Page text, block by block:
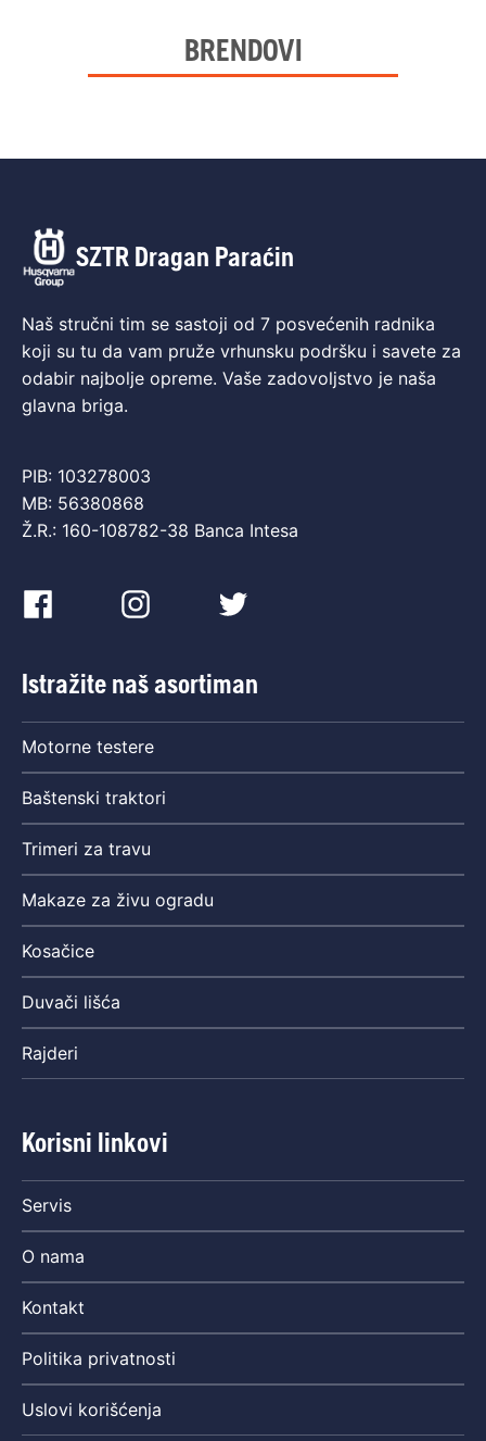
BRENDOVI
SZTR Dragan Paraćin
Naš stručni tim se sastoji od 7 posvećenih radnika
koji su tu da vam pruže vrhunsku podršku i savete za
odabir najbolje opreme. Vaše zadovoljstvo je naša
glavna briga.
PIB: 103278003
MB: 56380868
Ž.R.: 160-108782-38 Banca Intesa
Istražite naš asortiman
Motorne testere
Baštenski traktori
Trimeri za travu
Makaze za živu ogradu
Kosačice
Duvači lišća
Rajderi
Korisni linkovi
Servis
O nama
Kontakt
Politika privatnosti
Uslovi korišćenja